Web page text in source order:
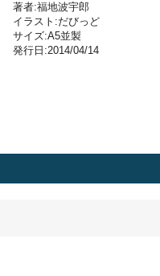
著者:福地波宇郎
イラスト:だびっど
サイズ:A5並製
発行日:2014/04/14